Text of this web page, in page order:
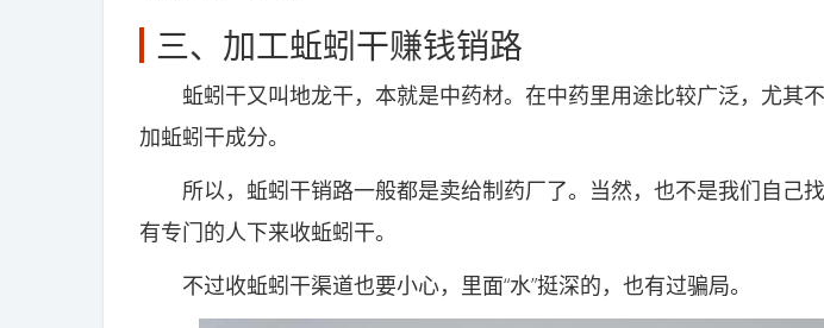
三、加工蚯蚓干赚钱销路
蚯蚓干又叫地龙干，本就是中药材。在中药里用途比较广泛，尤其
加蚯蚓干成分。
所以，蚯蚓干销路一般都是卖给制药厂了。当然，也不是我们自己
有专门的人下来收蚯蚓干。
不过收蚯蚓干渠道也要小心，里面“水”挺深的，也有过骗局。